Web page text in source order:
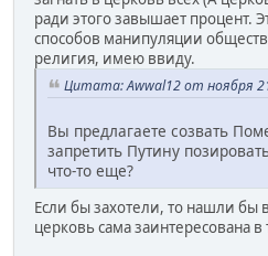
ради этого завышает процент.
способов манипуляции
религия, имею ввиду.
Цитата: Awwal12 от ноября
Вы предлагаете созвать
запретить Путину
что-то еще?
Если бы захотели, то нашли бы
церковь сама заинтересована в